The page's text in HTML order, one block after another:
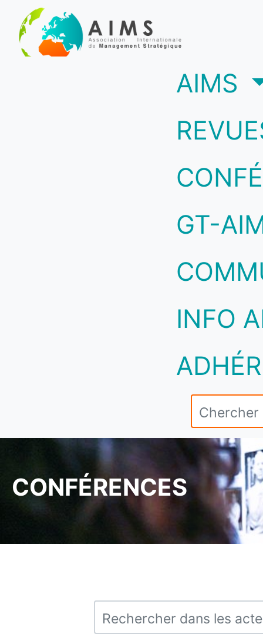
AIMS
GT-
INFO
CONFÉRENCES